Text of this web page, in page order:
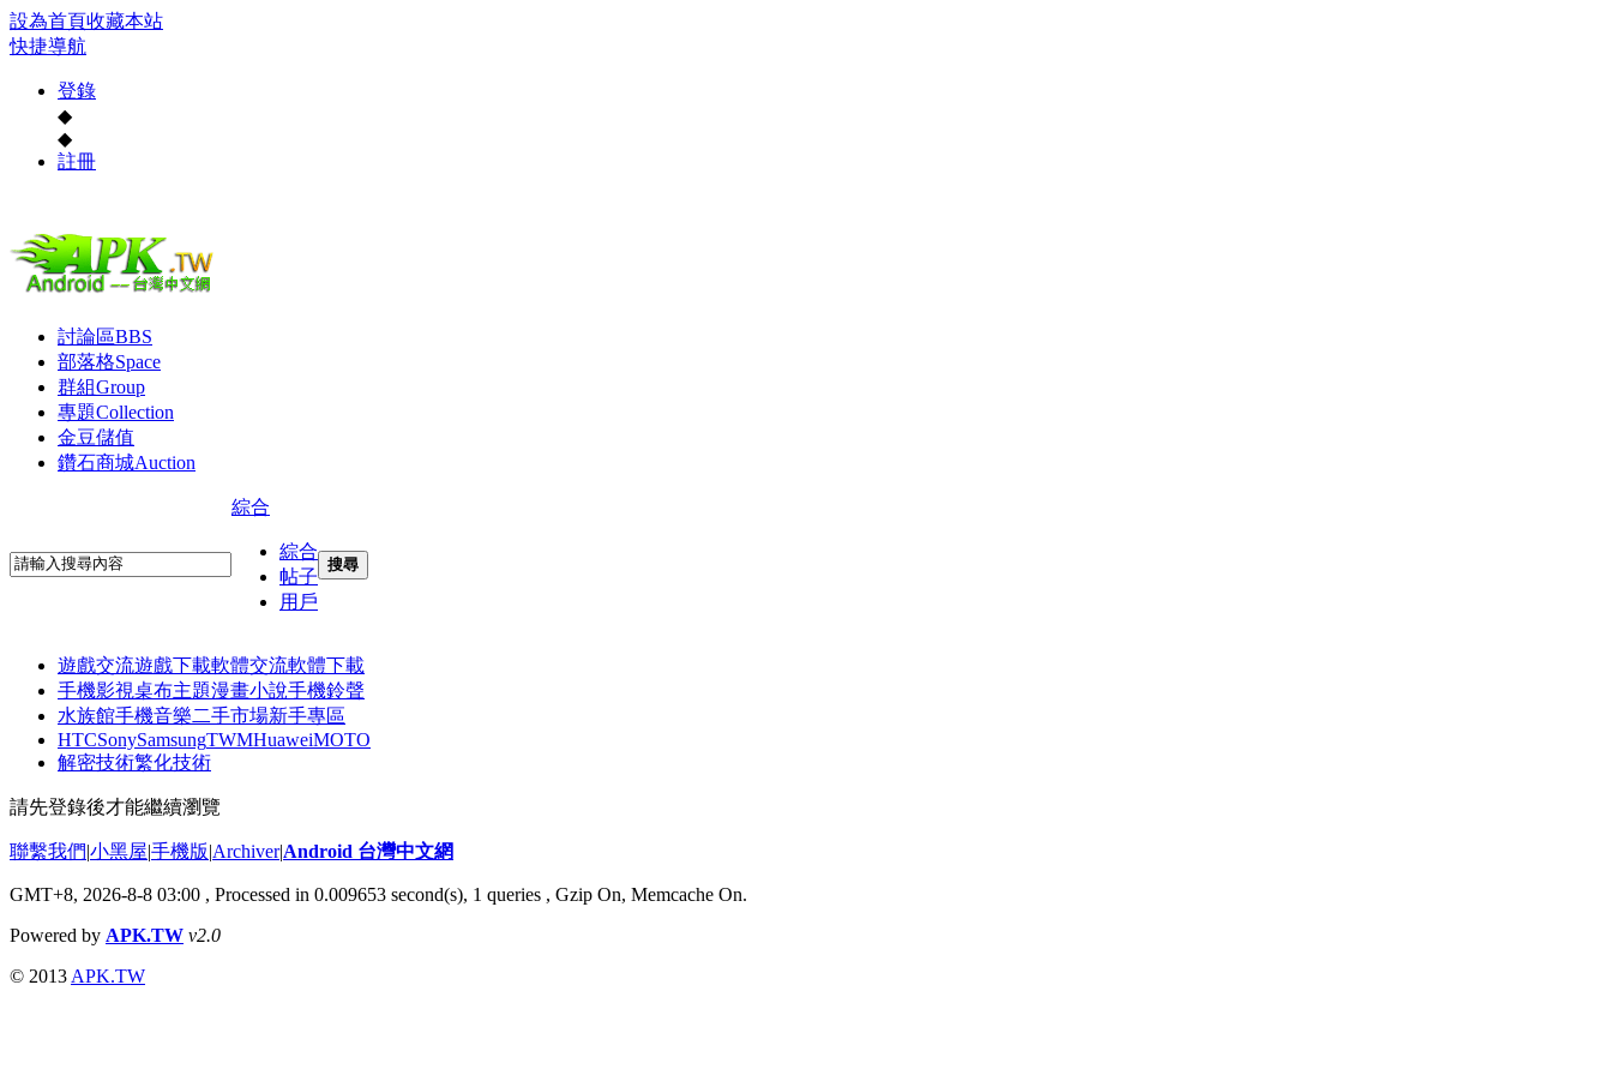
設為首頁收藏本站
快捷導航
登錄
◆
◆
註冊
討論區BBS
部落格Space
群組Group
專題Collection
金豆儲值
鑽石商城Auction
綜合
綜合
帖子
用戶
搜尋
遊戲交流遊戲下載軟體交流軟體下載
手機影視桌布主題漫畫小說手機鈴聲
水族館手機音樂二手市場新手專區
HTCSonySamsungTWMHuaweiMOTO
解密技術繁化技術
請先登錄後才能繼續瀏覽
聯繫我們|小黑屋|手機版|Archiver|Android 台灣中文網
GMT+8, 2026-8-8 03:00 , Processed in 0.009653 second(s), 1 queries , Gzip On, Memcache On.
Powered by APK.TW v2.0
© 2013 APK.TW